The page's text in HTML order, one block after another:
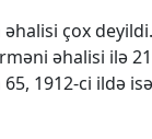
çox
əhalisi ilə
1912-ci ildə